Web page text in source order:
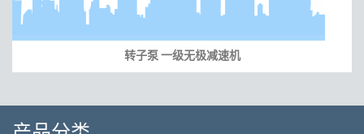
转子泵 一级无极减速机